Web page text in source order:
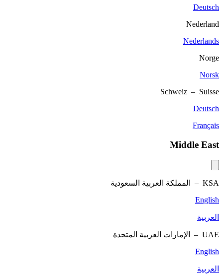
Deutsch
Nederland
Nederlands
Norge
Norsk
Schweiz – Suisse
Deutsch
Français
Middle East
KSA –
المملكة العربية السعودية
English
العربية
UAE –
الإمارات العربية المتحدة
English
العربية